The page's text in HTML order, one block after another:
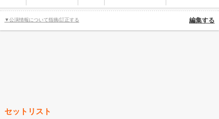
▼公演情報について指摘/訂正する 編集する
セットリスト